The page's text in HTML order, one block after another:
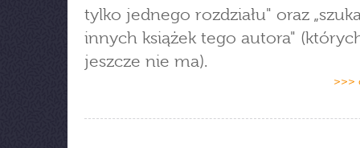
tylko jednego rozdziału" oraz
innych książek tego autora"
jeszcze nie ma).
>>>